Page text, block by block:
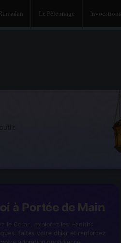
Le Pèlerinage Invocations
à Portée de Main